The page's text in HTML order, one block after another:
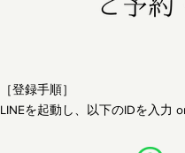
［登録手順］
LINEを起動し、以下のIDを入力